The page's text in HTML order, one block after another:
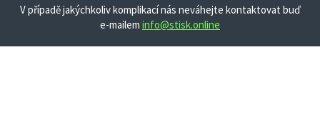
V případě jakýchkoliv komplikací nás neváhejte kontaktovat buď
e-mailem info@stisk.online